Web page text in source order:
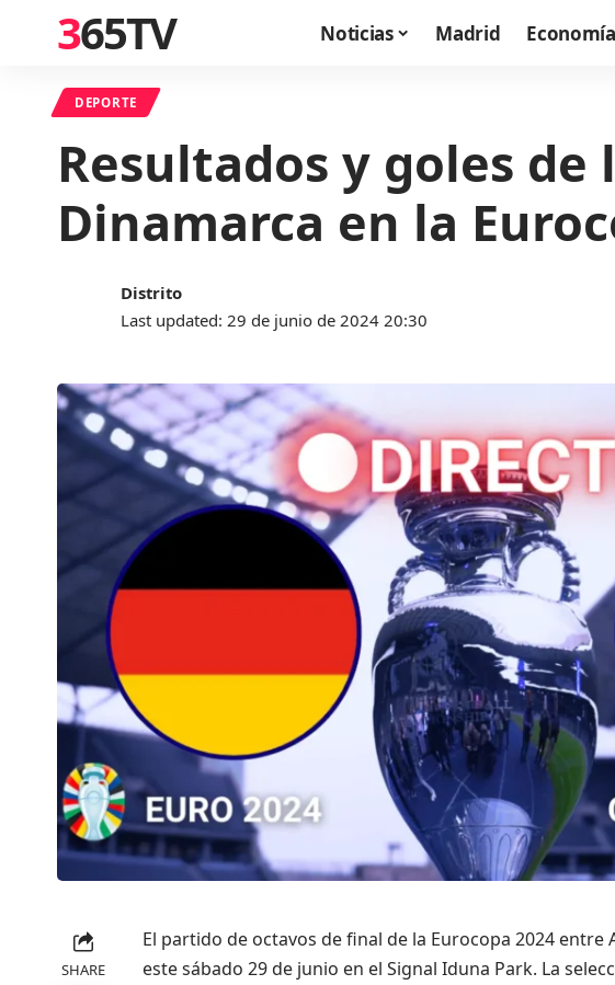
365TV Noticias Madrid Economía
DEPORTE
Resultados y goles
Dinamarca en la
Last updated: 29 de junio de 2024 20:30
Distrito
SHARE
El partido de octavos de final de la Eurocopa 2024 entre
este sábado 29 de junio en el Signal Iduna Park. La